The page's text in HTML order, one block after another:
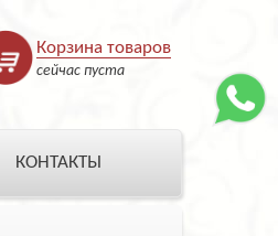
Корзина товаров
сейчас пуста
КОНТАКТЫ